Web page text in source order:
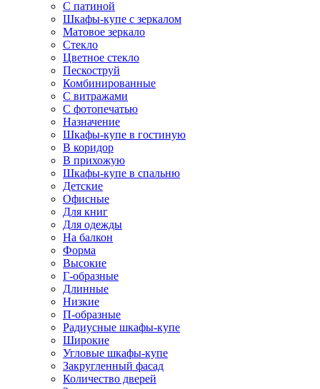
С патиной
Шкафы-купе с зеркалом
Матовое зеркало
Стекло
Цветное стекло
Пескоструй
Комбинированные
С витражами
С фотопечатью
Назначение
Шкафы-купе в гостиную
В коридор
В прихожую
Шкафы-купе в спальню
Детские
Офисные
Для книг
Для одежды
На балкон
Форма
Высокие
Г-образные
Длинные
Низкие
П-образные
Радиусные шкафы-купе
Широкие
Угловые шкафы-купе
Закругленный фасад
Количество дверей